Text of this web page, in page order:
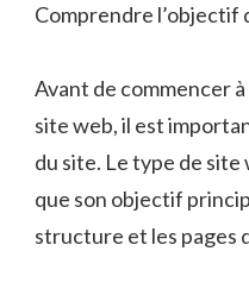
Comprendre l’objectif
Avant de commencer
site web, il est
du site. Le type de site
que son objectif
structure et les pages